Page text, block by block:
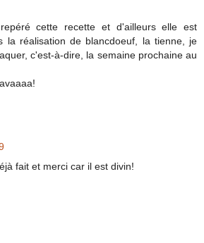
cette recette et d'ailleurs elle est
la réalisation de blancdoeuf, la tienne, je
c'est-à-dire, la semaine prochaine au
fait et merci car il est divin!